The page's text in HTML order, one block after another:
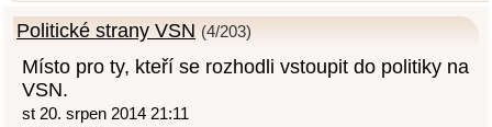
Politické strany VSN (4/203)
Místo pro ty, kteří se rozhodli vstoupit do politiky na
VSN.
st 20. srpen 2014 21:11